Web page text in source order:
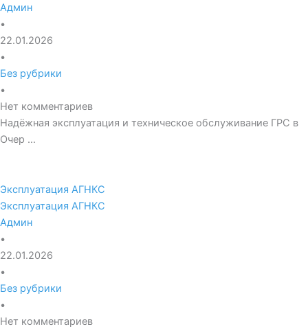
Админ
•
22.01.2026
•
Без рубрики
•
Нет комментариев
Надёжная эксплуатация и техническое обслуживание ГРС в
Очер …
Эксплуатация АГНКС
Эксплуатация АГНКС
Админ
•
22.01.2026
•
Без рубрики
•
Нет комментариев